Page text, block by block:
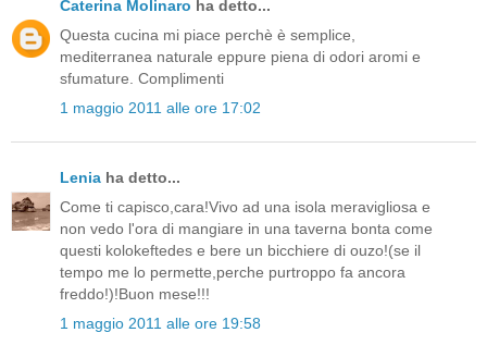
Caterina Molinaro ha detto...
Questa cucina mi piace perchè è semplice,
mediterranea naturale eppure piena di odori aromi e
sfumature. Complimenti
1 maggio 2011 alle ore 17:02
Lenia ha detto...
Come ti capisco,cara!Vivo ad una isola meravigliosa e
non vedo l'ora di mangiare in una taverna bonta come
questi kolokeftedes e bere un bicchiere di ouzo!(se il
tempo me lo permette,perche purtroppo fa ancora
freddo!)!Buon mese!!!
1 maggio 2011 alle ore 19:58